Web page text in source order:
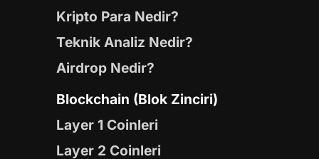
Kripto Para Nedir?
Teknik Analiz Nedir?
Airdrop Nedir?
Blockchain (Blok Zinciri)
Layer 1 Coinleri
Layer 2 Coinleri